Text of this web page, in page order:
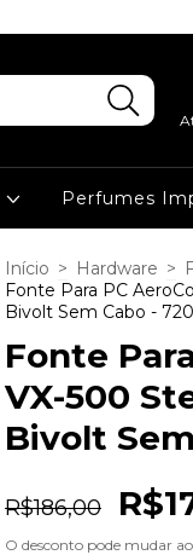
Perfumes
Início > Hardware >
Fonte Para PC
Bivolt Sem Cabo -
Fonte
VX-500
Bivolt
R$186,00
O desconto pode mudar